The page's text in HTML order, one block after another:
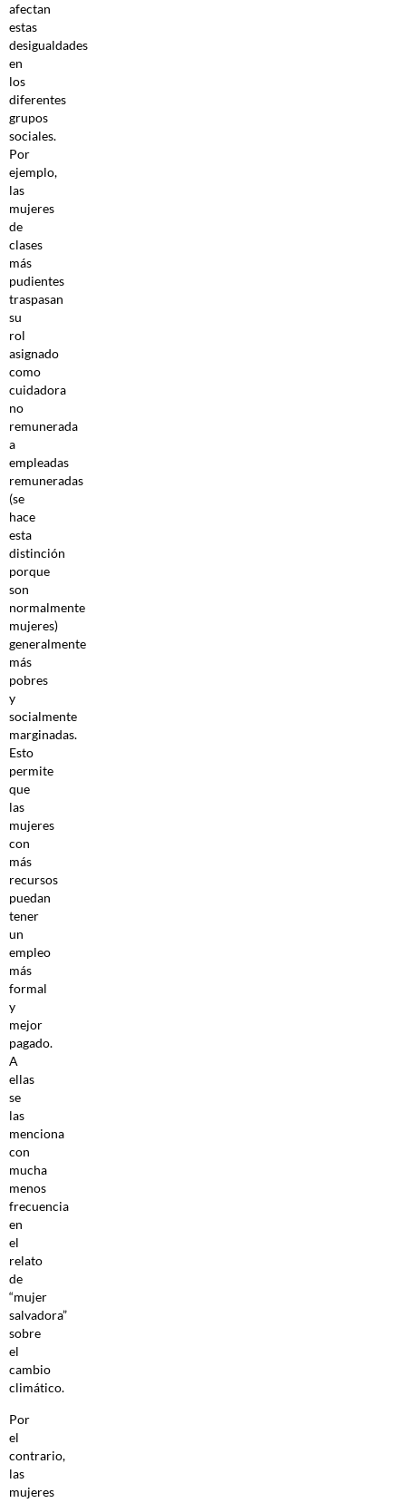
afectan
estas
desigualdades
en
los
diferentes
grupos
sociales.
Por
ejemplo,
las
mujeres
de
clases
más
pudientes
traspasan
su
rol
asignado
como
cuidadora
no
remunerada
a
empleadas
remuneradas
(se
hace
esta
distinción
porque
son
normalmente
mujeres)
generalmente
más
pobres
y
socialmente
marginadas.
Esto
permite
que
las
mujeres
con
más
recursos
puedan
tener
un
empleo
más
formal
y
mejor
pagado.
A
ellas
se
las
menciona
con
mucha
menos
frecuencia
en
el
relato
de
“mujer
salvadora”
sobre
el
cambio
climático.
Por
el
contrario,
las
mujeres